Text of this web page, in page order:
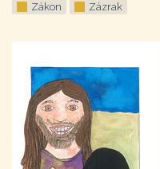
Zákon
Zázrak